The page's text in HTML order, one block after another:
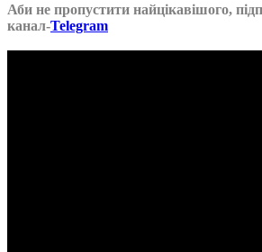
Аби не пропустити найцікавішого,
канал-Telegram